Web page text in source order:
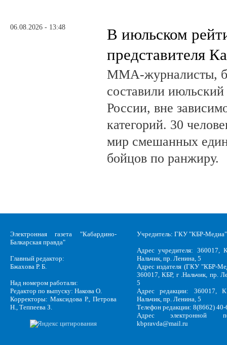
06.08.2026 - 13:48
В июльском
представителя
ММА-журналисты,
составили
России, вне
категорий. 30
мир смешанных
бойцов по ранжиру.
Электронная газета "Кабардино-
Балкарская правда"
Главный редактор:
Бжахова Р. Б.
Над номером работали:
Редактор по выпуску: Накова О.
Корректоры: Максидова Р., Петрова
Н., Теппеева З.
Учредитель: ГКУ "КБР-Медиа"
Адрес учредителя: 360017,
Нальчик, пр. Ленина, 5
Адрес издателя (ГКУ "КБР-
360017, КБР, г .Нальчик, пр.
5
Адрес редакции: 360017,
Нальчик, пр. Ленина, 5
Телефон редакции: 8(8662)
Адрес электронной
kbpravda@mail.ru